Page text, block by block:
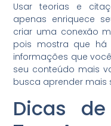
Usar teorias e
apenas enriquece
criar uma conexão
pois mostra que
informações que
seu conteúdo mais
busca aprender mais
Dicas